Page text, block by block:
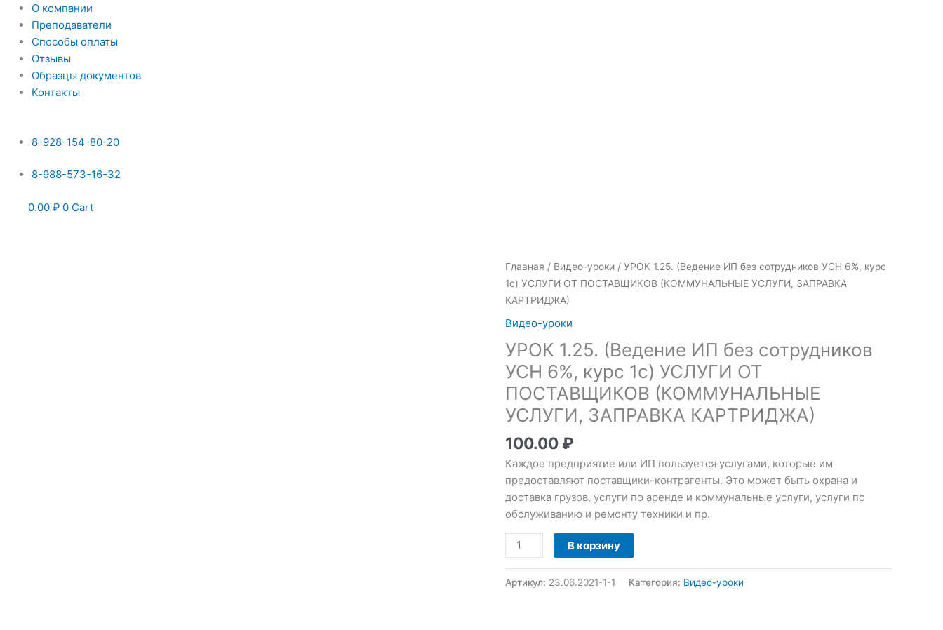
Перейти
содержимому
О компании
Преподаватели
Способы оплаты
Отзывы
Образцы документов
Контакты
8-928-154-80-20
8-988-573-16-32
0.00 ₽ 0 Cart
Главная / Видео-уроки / УРОК 1.25. (Ведение ИП без сотрудников УСН 6%, курс
1с) УСЛУГИ ОТ ПОСТАВЩИКОВ (КОММУНАЛЬНЫЕ УСЛУГИ, ЗАПРАВКА
КАРТРИДЖА)
Видео-уроки
УРОК 1.25. (Ведение ИП без сотрудников
УСН 6%, курс 1с) УСЛУГИ ОТ
ПОСТАВЩИКОВ (КОММУНАЛЬНЫЕ
УСЛУГИ, ЗАПРАВКА КАРТРИДЖА)
100.00 ₽
Каждое предприятие или ИП пользуется услугами, которые им
предоставляют поставщики-контрагенты. Это может быть охрана и
доставка грузов, услуги по аренде и коммунальные услуги, услуги по
обслуживанию и ремонту техники и пр.
Количество
товара
УРОК
(Ведение
ИП
без
сотрудников
УСН
6%,
1с)
УСЛУГИ
ОТ
ПОСТАВЩИКОВ
(КОММУНАЛЬНЫЕ
УСЛУГИ,
ЗАПРАВКА
КАРТРИДЖА)
В корзину
Артикул: 23.06.2021-1-1 Категория: Видео-уроки